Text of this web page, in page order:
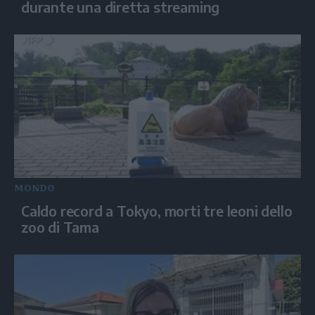
durante una diretta streaming
MONDO
Caldo record a Tokyo, morti tre leoni dello
zoo di Tama